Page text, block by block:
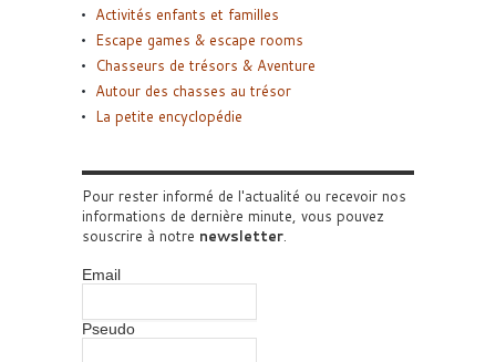
Activités enfants et familles
Escape games & escape rooms
Chasseurs de trésors & Aventure
Autour des chasses au trésor
La petite encyclopédie
Pour rester informé de l'actualité ou recevoir nos
informations de dernière minute, vous pouvez
souscrire à notre newsletter.
Email
Pseudo